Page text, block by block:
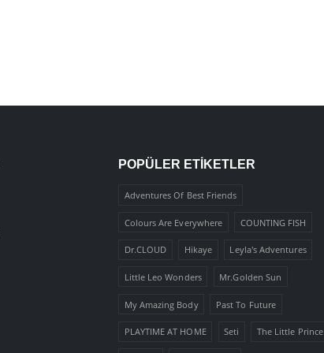
POPÜLER ETIKETLER
Adventures Of Best Friends
Colours Are Everywhere COUNTING FISH
Dr.CLOUD Hikaye Leyla's Adventures
Little Leo Wonders Mr.Golden Sun
My Amazing Body Past To Future
PLAYTIME AT HOME Seti The Little Prince